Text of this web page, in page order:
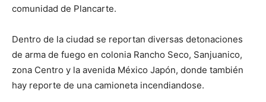
comunidad de Plancarte.
Dentro de la ciudad se reportan diversas detonaciones
de arma de fuego en colonia Rancho Seco, Sanjuanico,
zona Centro y la avenida México Japón, donde también
hay reporte de una camioneta incendiandose.